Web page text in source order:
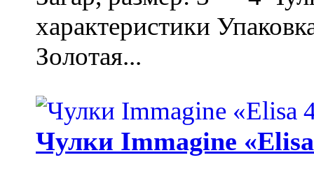
характеристики
Золотая...
Чулки Immagine